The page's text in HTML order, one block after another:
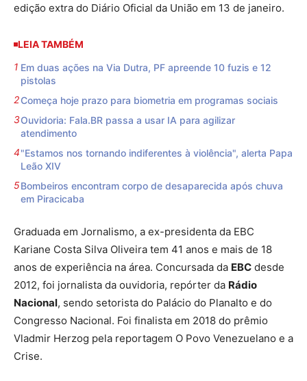
edição extra do Diário Oficial da União em 13 de janeiro.
LEIA TAMBÉM
Em duas ações na Via Dutra, PF apreende 10 fuzis e 12
pistolas
Começa hoje prazo para biometria em programas sociais
Ouvidoria: Fala.BR passa a usar IA para agilizar
atendimento
"Estamos nos tornando indiferentes à violência", alerta Papa
Leão XIV
Bombeiros encontram corpo de desaparecida após chuva
em Piracicaba
Graduada em Jornalismo, a ex-presidenta da EBC
Kariane Costa Silva Oliveira tem 41 anos e mais de 18
anos de experiência na área. Concursada da EBC desde
2012, foi jornalista da ouvidoria, repórter da Rádio
Nacional, sendo setorista do Palácio do Planalto e do
Congresso Nacional. Foi finalista em 2018 do prêmio
Vladmir Herzog pela reportagem O Povo Venezuelano e a
Crise.